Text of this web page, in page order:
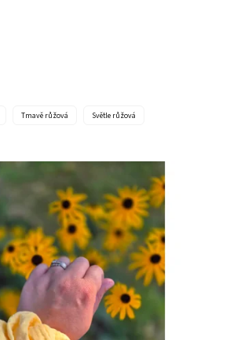
Tmavě růžová Světle růžová